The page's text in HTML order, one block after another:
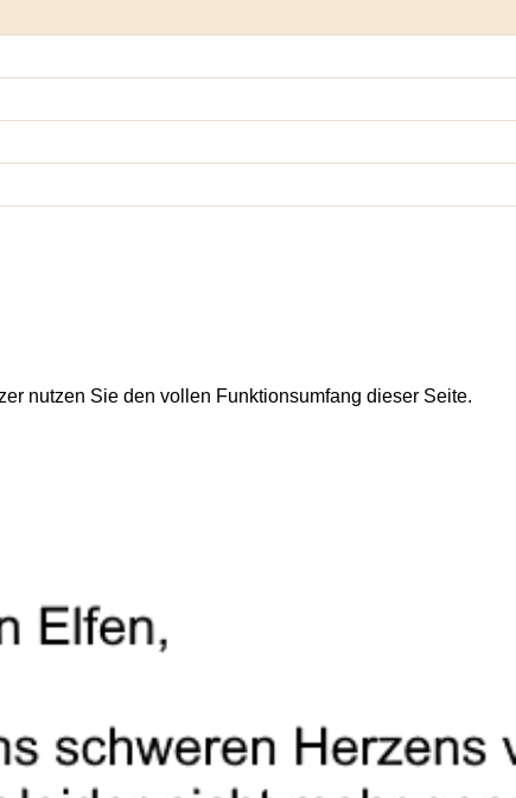
nutzen Sie den vollen Funktionsumfang dieser Seite.